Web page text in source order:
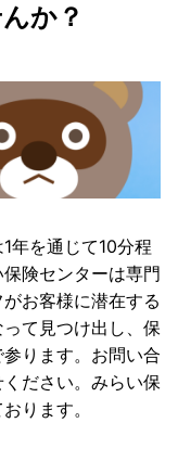
か？
年を通じて10分程
険センターは専門
お客様に潜在する
て見つけ出し、保
ります。お問い合
ださい。みらい保
ります。